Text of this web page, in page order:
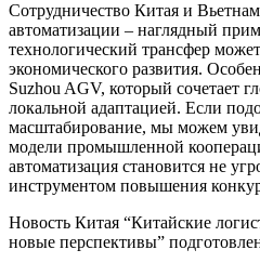
Сотрудничество Китая и
автоматизации – наглядный
технологический трансфер
экономического развития.
Suzhou AGV, который сочетает
локальной адаптацией. Если
масштабирование, мы можем
модели промышленной
автоматизация становится не
инструментом повышения
Новость Китая “Китайские
новые перспективы”